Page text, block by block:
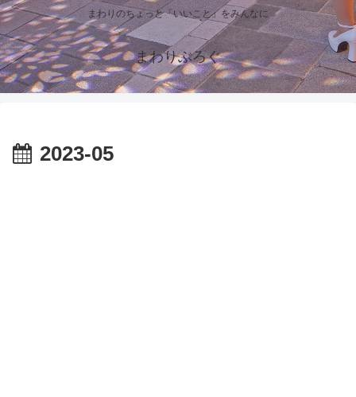
まわりのちょっと「いいこと」をみんなに
まわりぶろぐ
2023-05